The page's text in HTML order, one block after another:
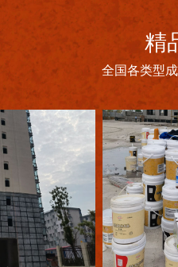
精
全国各类型